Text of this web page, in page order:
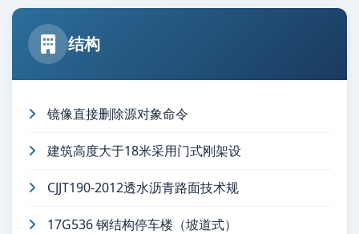
结构
镜像直接删除源对象命令
建筑高度大于18米采用门式刚架设
CJJT190-2012透水沥青路面技术规
17G536 钢结构停车楼（坡道式）